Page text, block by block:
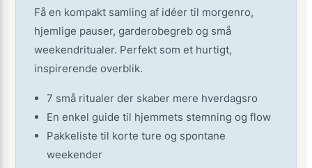
Få en kompakt samling af idéer til morgenro,
hjemlige pauser, garderobegreb og små
weekendritualer. Perfekt som et hurtigt,
inspirerende overblik.
7 små ritualer der skaber mere hverdagsro
En enkel guide til hjemmets stemning og flow
Pakkeliste til korte ture og spontane
weekender